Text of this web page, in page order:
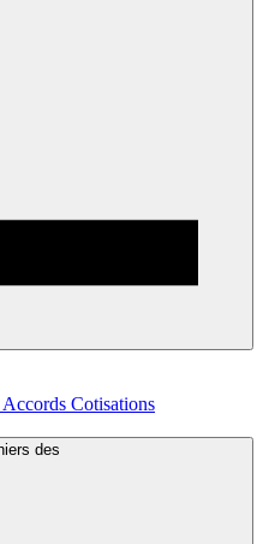
Cotisations
des